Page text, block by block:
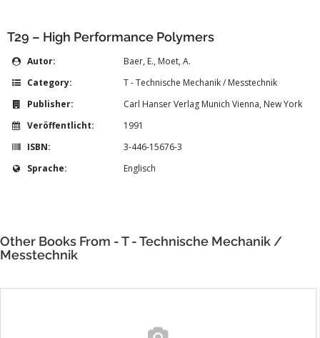
T29 – High Performance Polymers
Autor:
Baer, E., Moet, A.
Category:
T - Technische Mechanik / Messtechnik
Publisher:
Carl Hanser Verlag Munich Vienna, New York
Veröffentlicht:
1991
ISBN:
3-446-15676-3
Sprache:
Englisch
Other Books From - T - Technische Mechanik /
Messtechnik